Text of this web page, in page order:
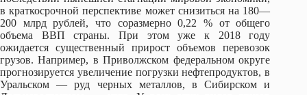
в краткосрочной перспективе может снизиться на 180—
200 млрд рублей, что соразмерно 0,22 % от общего
объема ВВП страны. При этом уже к 2018 году
ожидается существенный прирост объемов перевозок
грузов. Например, в Приволжском федеральном округе
прогнозируется увеличение погрузки нефтепродуктов, в
Уральском — руд черных металлов, в Сибирском и